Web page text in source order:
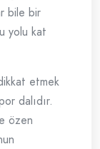
bile bir
yolu kat
etmek
dalıdır.
özen